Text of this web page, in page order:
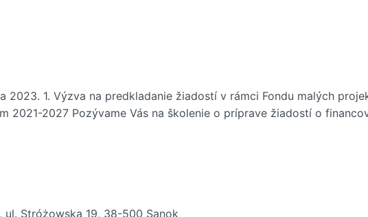
2023. 1. Výzva na predkladanie žiadostí v rámci Fondu malých
2021-2027 Pozývame Vás na školenie o príprave žiadostí o
ul. Stróżowska 19, 38-500 Sanok